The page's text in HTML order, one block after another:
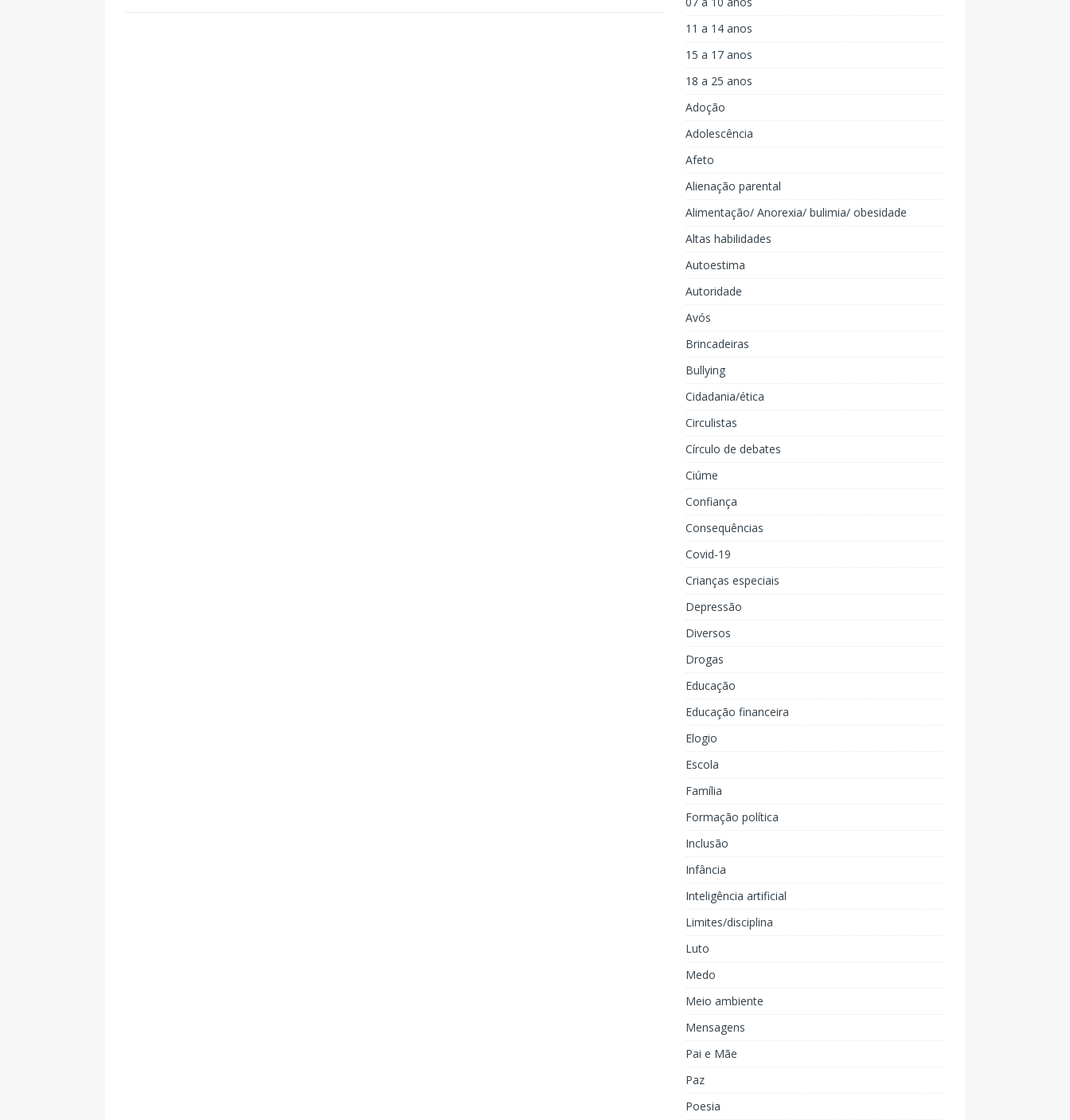
11 a 14 anos
15 a 17 anos
18 a 25 anos
Adoção
Adolescência
Afeto
Alienação parental
Alimentação/ Anorexia/ bulimia/ obesidade
Altas habilidades
Autoestima
Autoridade
Avós
Brincadeiras
Bullying
Cidadania/ética
Circulistas
Círculo de debates
Ciúme
Confiança
Consequências
Covid-19
Crianças especiais
Depressão
Diversos
Drogas
Educação
Educação financeira
Elogio
Escola
Família
Formação política
Inclusão
Infância
Inteligência artificial
Limites/disciplina
Luto
Medo
Meio ambiente
Mensagens
Pai e Mãe
Paz
Poesia